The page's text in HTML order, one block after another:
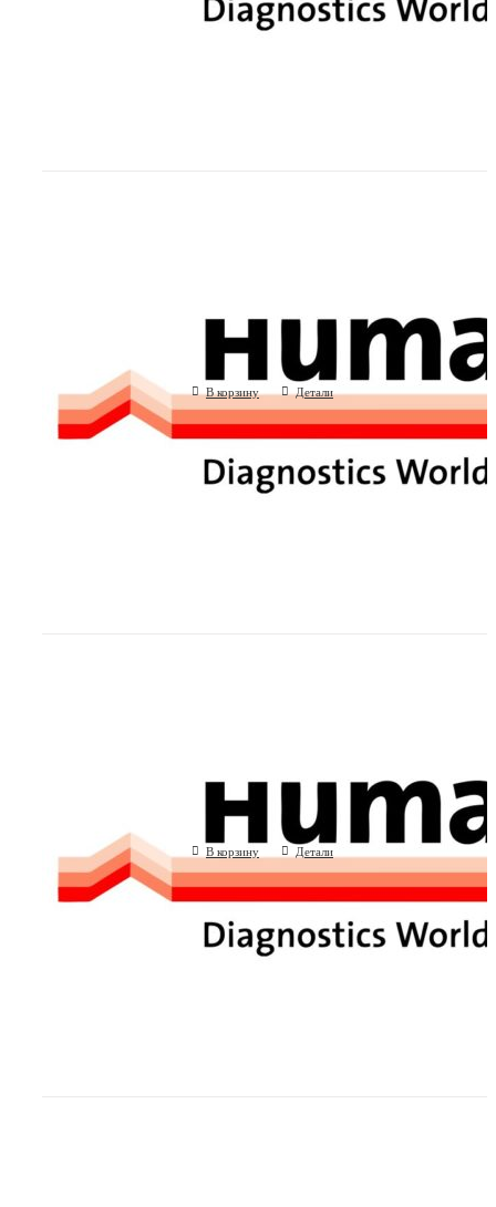
(Human GmbH, Германия)
В корзину Детали
(Human GmbH, Германия)
В корзину Детали